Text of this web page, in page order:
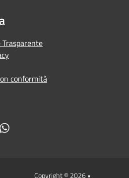
conformità
Copyright © 2026 •